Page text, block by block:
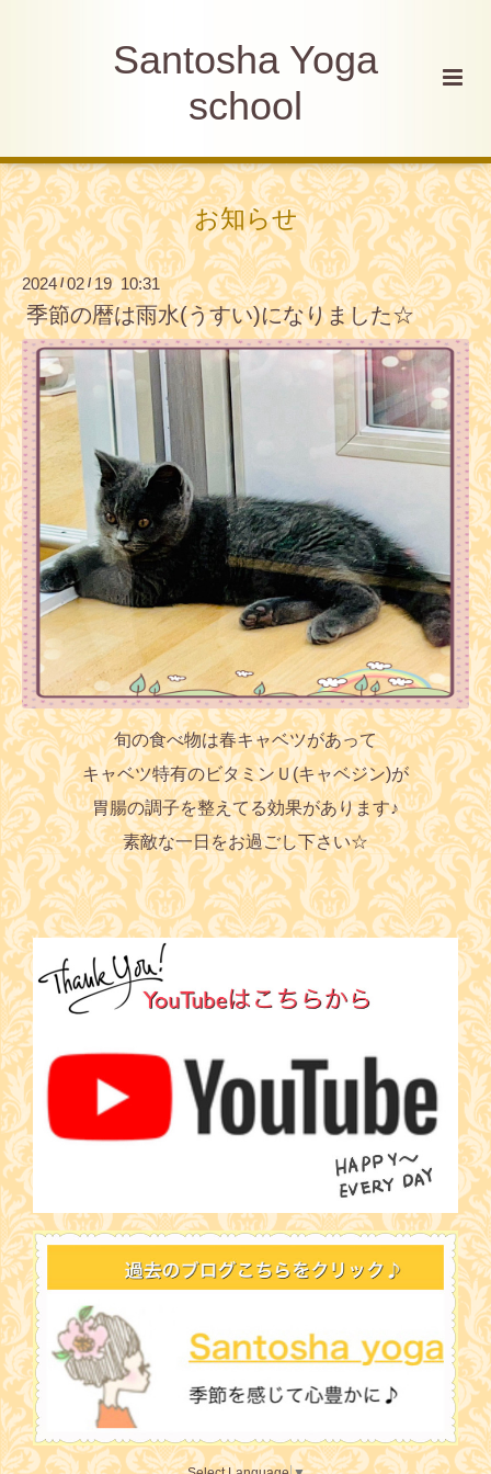
Santosha Yoga
school
お知らせ
2024/02/19 10:31
季節の暦は雨水(うすい)になりました☆
旬の食べ物は春キャベツがあって
キャベツ特有のビタミンＵ(キャベジン)が
胃腸の調子を整えてる効果があります♪
素敵な一日をお過ごし下さい☆